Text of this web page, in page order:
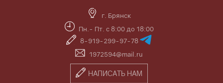
г. Брянск
Пн.- Пт. с 8:00 до 18:00
8-919-299-97-78
1972594@mail.ru
НАПИСАТЬ НАМ